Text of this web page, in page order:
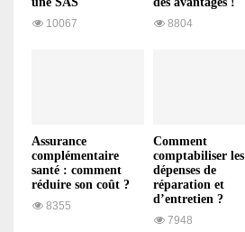
10067 8804
Assurance
complémentaire
santé : comment
réduire son coût ?
8355
Comment
comptabiliser les
dépenses de
réparation et
d’entretien ?
7948